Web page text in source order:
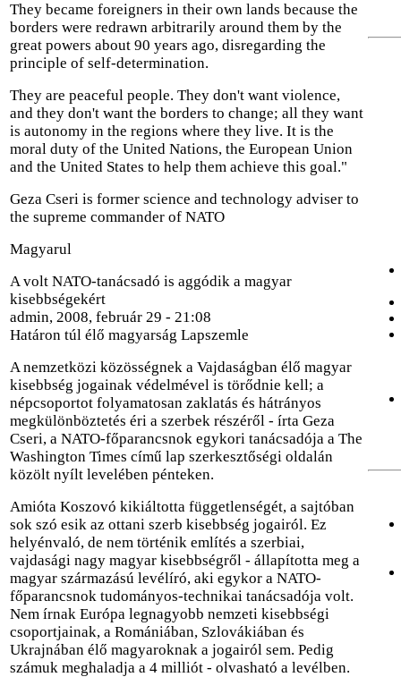
They became foreigners in their own lands because the
borders were redrawn arbitrarily around them by the
great powers about 90 years ago, disregarding the
principle of self-determination.
They are peaceful people. They don't want violence,
and they don't want the borders to change; all they want
is autonomy in the regions where they live. It is the
moral duty of the United Nations, the European Union
and the United States to help them achieve this goal."
Geza Cseri is former science and technology adviser to
the supreme commander of NATO
Magyarul
A volt NATO-tanácsadó is aggódik a magyar
kisebbségekért
admin, 2008, február 29 - 21:08
Határon túl élő magyarság Lapszemle
A nemzetközi közösségnek a Vajdaságban élő magyar
kisebbség jogainak védelmével is törődnie kell; a
népcsoportot folyamatosan zaklatás és hátrányos
megkülönböztetés éri a szerbek részéről - írta Geza
Cseri, a NATO-főparancsnok egykori tanácsadója a The
Washington Times című lap szerkesztőségi oldalán
közölt nyílt levelében pénteken.
Amióta Koszovó kikiáltotta függetlenségét, a sajtóban
sok szó esik az ottani szerb kisebbség jogairól. Ez
helyénvaló, de nem történik említés a szerbiai,
vajdasági nagy magyar kisebbségről - állapította meg a
magyar származású levélíró, aki egykor a NATO-
főparancsnok tudományos-technikai tanácsadója volt.
Nem írnak Európa legnagyobb nemzeti kisebbségi
csoportjainak, a Romániában, Szlovákiában és
Ukrajnában élő magyaroknak a jogairól sem. Pedig
számuk meghaladja a 4 milliót - olvasható a levélben.